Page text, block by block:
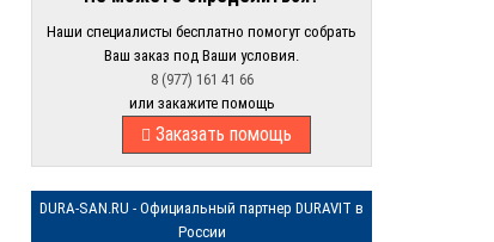
Наши специалисты бесплатно помогут собрать
Ваш заказ под Ваши условия.
8 (977) 161 41 66
или закажите помощь
Заказать помощь
DURA-SAN.RU - Официальный партнер DURAVIT в
России